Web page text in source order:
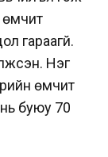
өмчит
гараагүй.
Нэг
өмчит
буюу 70